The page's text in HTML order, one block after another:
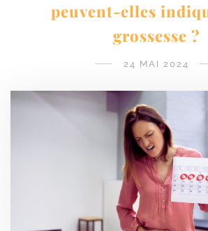
peuvent-elles
grossesse ?
24 MAI 2024